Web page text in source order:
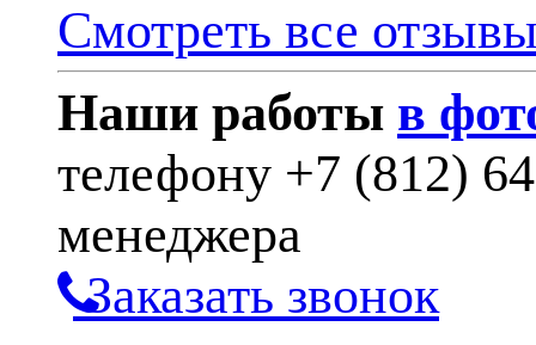
Смотреть все
Наши работы в
телефону +7 (812)
менеджера
Заказать звонок